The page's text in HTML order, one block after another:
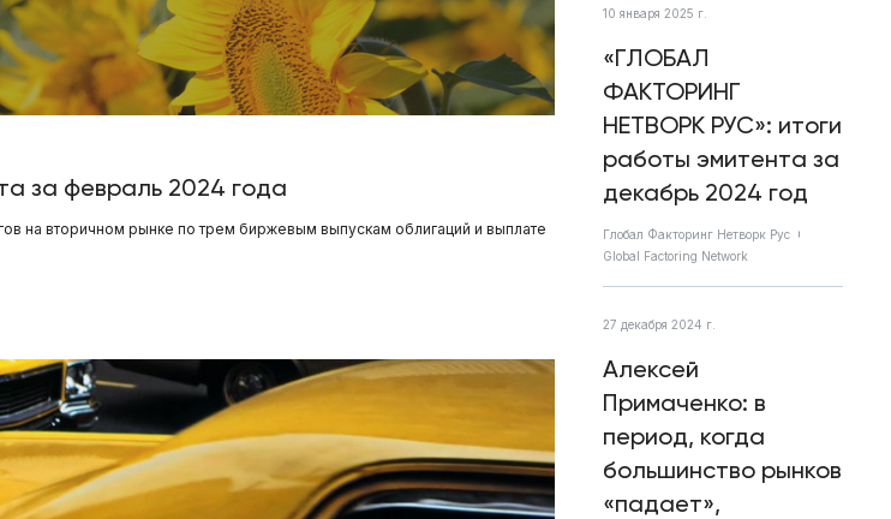
за февраль 2024 года
на вторичном рынке по трем биржевым выпускам облигаций и выплате
10 января 2025 г.
«ГЛОБАЛ
ФАКТОРИНГ
НЕТВОРК РУС»: итоги
работы эмитента за
декабрь 2024 год
Глобал Факторинг Нетворк Рус
Global Factoring Network
27 декабря 2024 г.
Алексей
Примаченко: в
период, когда
большинство рынков
«падает»,